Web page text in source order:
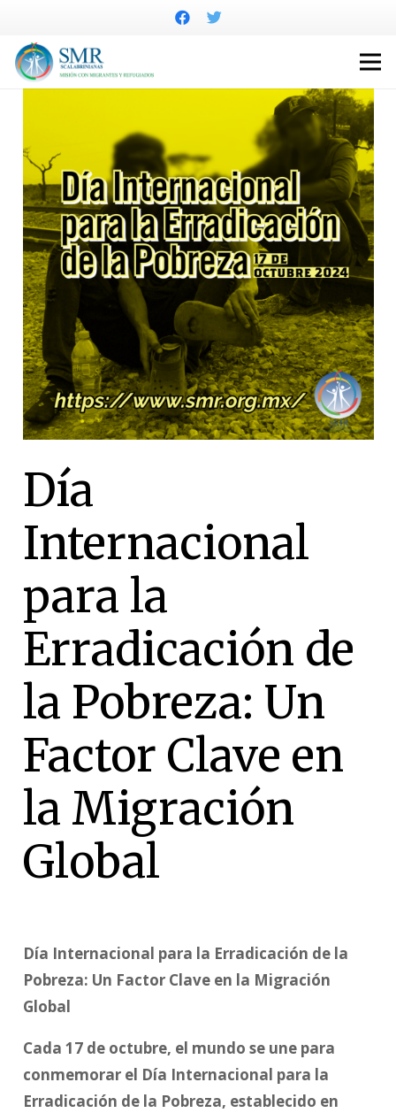
Día
Internacional
para la
Erradicación de
la Pobreza: Un
Factor Clave en
la Migración
Global
Día Internacional para la Erradicación de la
Pobreza: Un Factor Clave en la Migración
Global
Cada 17 de octubre, el mundo se une para
conmemorar el Día Internacional para la
Erradicación de la Pobreza, establecido en